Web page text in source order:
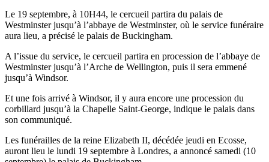
Le 19 septembre, à 10H44, le cercueil partira du palais de
Westminster jusqu’à l’abbaye de Westminster, où le service funéraire
aura lieu, a précisé le palais de Buckingham.
A l’issue du service, le cercueil partira en procession de l’abbaye de
Westminster jusqu’à l’Arche de Wellington, puis il sera emmené
jusqu’à Windsor.
Et une fois arrivé à Windsor, il y aura encore une procession du
corbillard jusqu’à la Chapelle Saint-George, indique le palais dans
son communiqué.
Les funérailles de la reine Elizabeth II, décédée jeudi en Ecosse,
auront lieu le lundi 19 septembre à Londres, a annoncé samedi (10